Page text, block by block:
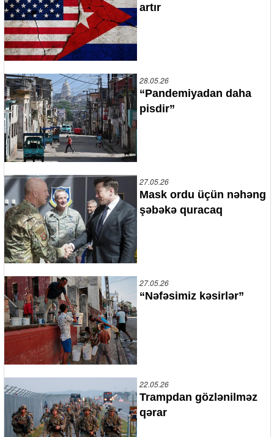
artır
28.05.26
“Pandemiyadan daha
pisdir”
27.05.26
Mask ordu üçün nəhəng
şəbəkə quracaq
27.05.26
“Nəfəsimiz kəsirlər”
22.05.26
Trampdan gözlənilməz
qərar